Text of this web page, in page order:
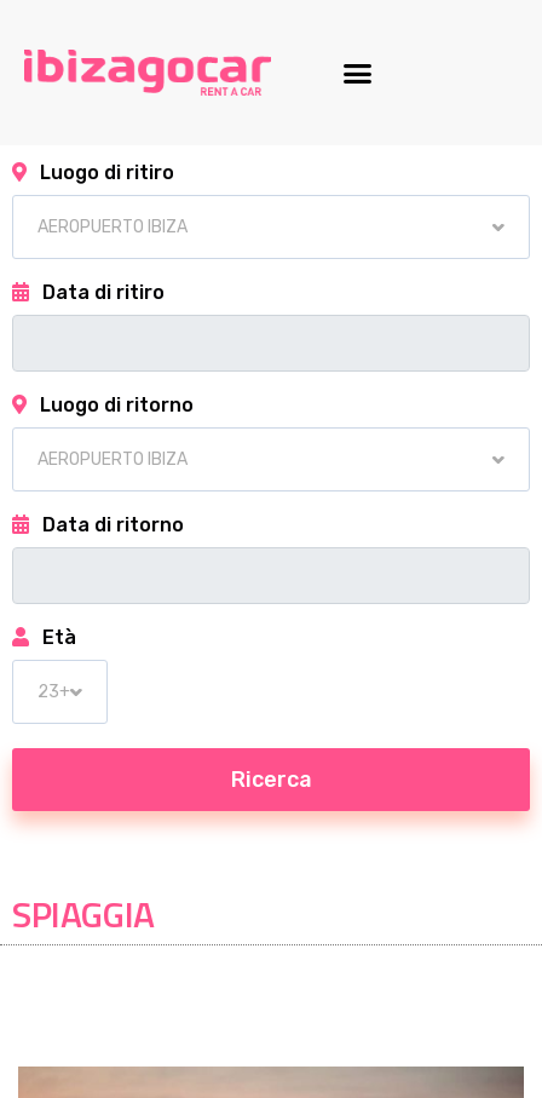
Luogo di ritiro
Data di ritiro
Luogo di ritorno
Data di ritorno
Età
SPIAGGIA